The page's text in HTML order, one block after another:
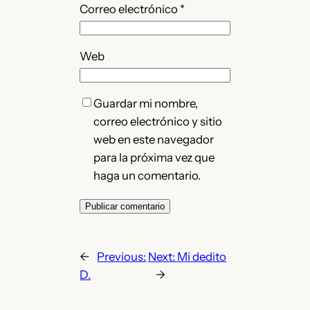
Correo electrónico *
Web
Guardar mi nombre,
correo electrónico y sitio
web en este navegador
para la próxima vez que
haga un comentario.
← Previous:
D.
Next: Mi dedito
→